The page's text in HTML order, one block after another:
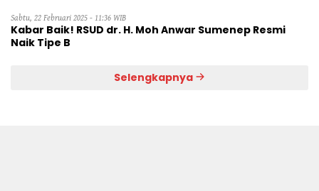
Sabtu, 22 Februari 2025 - 11:36 WIB
Kabar Baik! RSUD dr. H. Moh Anwar Sumenep Resmi
Naik Tipe B
Selengkapnya